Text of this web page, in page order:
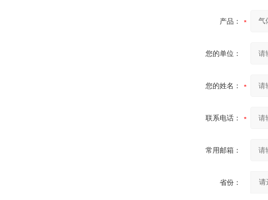
产品：
您的单位：
您的姓名：
联系电话：
常用邮箱：
省份：